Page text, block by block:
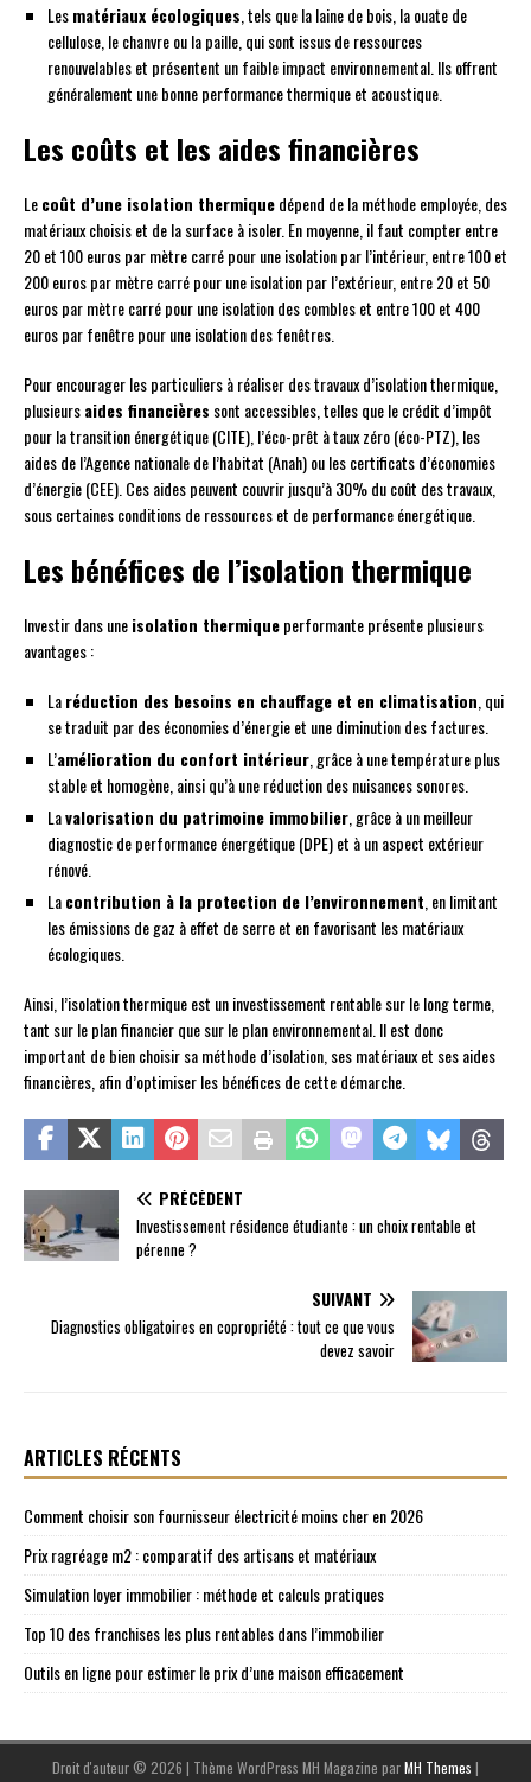
Lesmatériaux écologiques , tels que la laine de bois, la ouate de
cellulose, le chanvre ou la paille, qui sont issus de ressources
renouvelables et présentent un faible impact environnemental. Ils offrent
généralement une bonne performance thermique et acoustique.
Les coûts et les aides financières
Lecoût d’une isolation thermiquedépend de la méthode employée, des
matériaux choisis et de la surface à isoler. En moyenne, il faut compter entre
20 et 100 euros par mètre carré pour une isolation par l’intérieur, entre 100 et
200 euros par mètre carré pour une isolation par l’extérieur, entre 20 et 50
euros par mètre carré pour une isolation des combles et entre 100 et 400
euros par fenêtre pour une isolation des fenêtres.
Pour encourager les particuliers à réaliser des travaux d’isolation thermique,
plusieursaides financières sont accessibles, telles que le crédit d’impôt
pour la transition énergétique (CITE), l’éco-prêt à taux zéro (éco-PTZ), les
aides de l’Agence nationale de l’habitat (Anah) ou les certificats d’économies
d’énergie (CEE). Ces aides peuvent couvrir jusqu’à 30% du coût des travaux,
sous certaines conditions de ressources et de performance énergétique.
Les bénéfices de l’isolation thermique
Investir dans uneisolation thermiqueperformante présente plusieurs
avantages :
Laréduction des besoins en chauffage et en climatisation , qui
se traduit par des économies d’énergie et une diminution des factures.
L’amélioration du confort intérieur , grâce à une température plus
stable et homogène, ainsi qu’à une réduction des nuisances sonores.
Lavalorisation du patrimoine immobilier , grâce à un meilleur
diagnostic de performance énergétique (DPE) et à un aspect extérieur
rénové.
Lacontribution à la protection de l’environnement , en limitant
les émissions de gaz à effet de serre et en favorisant les matériaux
écologiques.
Ainsi, l’isolation thermique est un investissement rentable sur le long terme,
tant sur le plan financier que sur le plan environnemental. Il est donc
important de bien choisir sa méthode d’isolation, ses matériaux et ses aides
financières, afin d’optimiser les bénéfices de cette démarche.
PRÉCÉDENT
Investissement résidence étudiante : un choix rentable et
pérenne ?
SUIVANT
Diagnostics obligatoires en copropriété : tout ce que vous
devez savoir
ARTICLES RÉCENTS
Comment choisir son fournisseur électricité moins cher en 2026
Prix ragréage m2 : comparatif des artisans et matériaux
Simulation loyer immobilier : méthode et calculs pratiques
Top 10 des franchises les plus rentables dans l’immobilier
Outils en ligne pour estimer le prix d’une maison efficacement
Droit d'auteur © 2026 | Thème WordPress MH Magazine parMH Themes |